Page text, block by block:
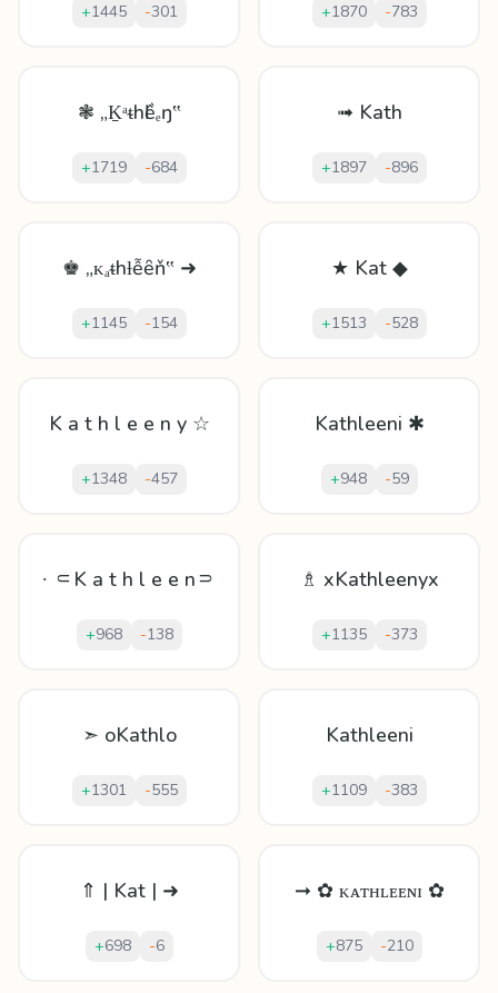
+1445 -301 +1870 -783
❃ „Ḵᵃᵵhӏềₑŋ‟
+1719 -684
➟ Kath
+1897 -896
♚ „ᴋₐᵵhƚễȇň‟ ➜
+1145 -154
★ Kat ◆
+1513 -528
K a t h l e e n y ☆
+1348 -457
Kathleeni ✱
+948 -59
∙ ⸦K a t h l e e n⸧
+968 -138
♗ xKathleenyx
+1135 -373
➣ oKathlo
+1301 -555
Kathleeni
+1109 -383
⇑ | Kat | ➜
+698 -6
➞ ✿ ᴋᴀᴛʜʟᴇᴇɴɪ ✿
+875 -210